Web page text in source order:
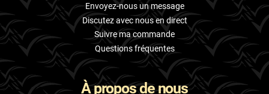
Envoyez-nous un message
Discutez avec nous en direct
Suivre ma commande
Questions fréquentes
À propos de nous